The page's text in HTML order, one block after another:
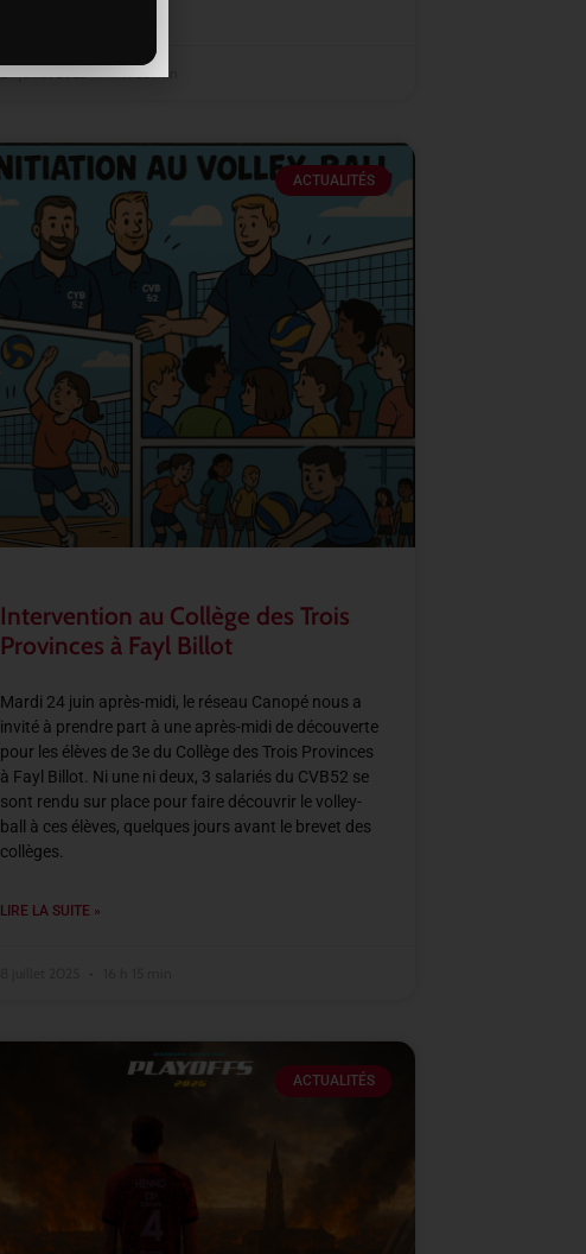
ACTUALITÉS
Intervention au Collège des Trois
Provinces à Fayl Billot
Mardi 24 juin après-midi, le réseau Canopé nous a
invité à prendre part à une après-midi de découverte
pour les élèves de 3e du Collège des Trois Provinces
à Fayl Billot. Ni une ni deux, 3 salariés du CVB52 se
sont rendu sur place pour faire découvrir le volley-
ball à ces élèves, quelques jours avant le brevet des
collèges.
LIRE LA SUITE »
ACTUALITÉS